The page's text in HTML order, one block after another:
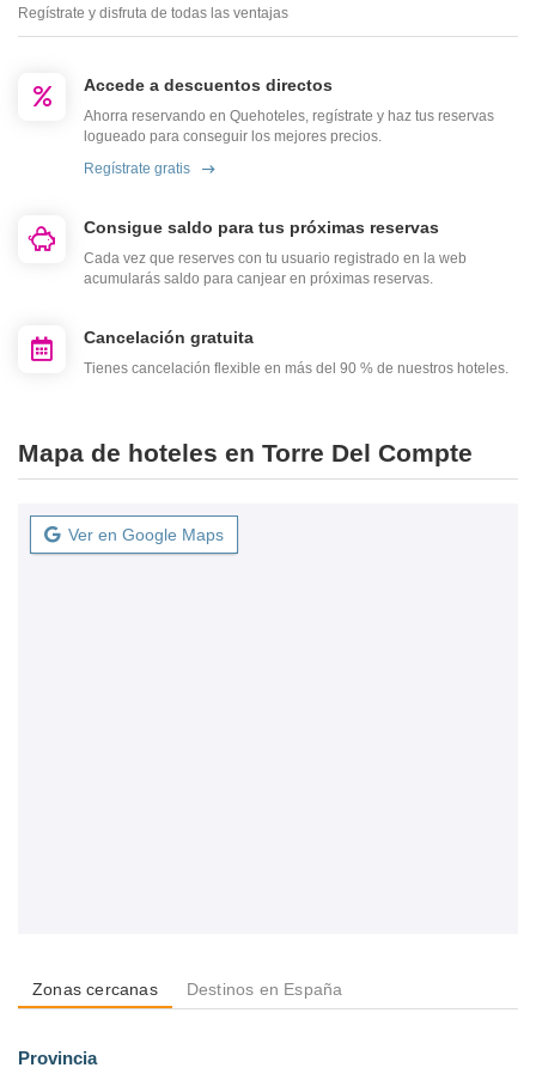
Regístrate y disfruta de todas las ventajas
Accede a descuentos directos
Ahorra reservando en Quehoteles, regístrate y haz tus reservas
logueado para conseguir los mejores precios.
Regístrate gratis
Consigue saldo para tus próximas reservas
Cada vez que reserves con tu usuario registrado en la web
acumularás saldo para canjear en próximas reservas.
Cancelación gratuita
Tienes cancelación flexible en más del 90 % de nuestros hoteles.
Mapa de hoteles en Torre Del Compte
Ver en Google Maps
Zonas cercanas Destinos en España
Provincia